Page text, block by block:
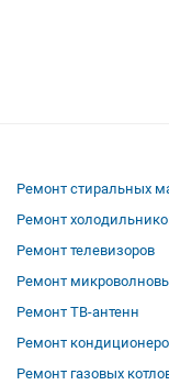
Ремонт стиральных
Ремонт
Ремонт телевизоров
Ремонт
Ремонт ТВ-антенн
Ремонт
Ремонт газовых